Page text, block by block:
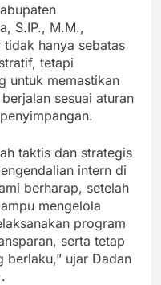
S.IP., M.M.,
tidak hanya sebatas
tetapi
untuk memastikan
sesuai aturan
taktis dan strategis
intern di
berharap, setelah
mengelola
program
serta tetap
berlaku,” ujar Dadan